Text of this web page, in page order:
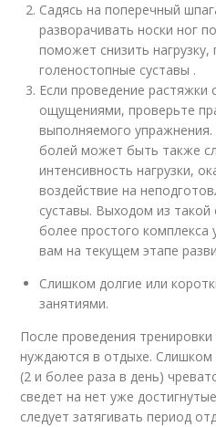
Садясь на поперечный
разворачивать носки ног
поможет снизить
голеностопные суставы .
Если проведение
ощущениями, проверьте
выполняемого
болей может быть также
интенсивность нагрузки,
воздействие на
суставы. Выходом из такой
более простого
вам на текущем этапе
Слишком долгие или
занятиями.
После проведения
нуждаются в отдыхе.
(2 и более раза в день)
сведет на нет уже
следует затягивать период